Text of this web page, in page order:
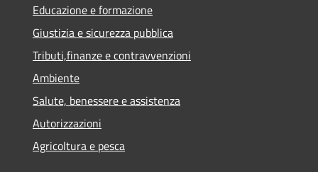
Educazione e formazione
Giustizia e sicurezza pubblica
Tributi,finanze e contravvenzioni
Ambiente
Salute, benessere e assistenza
Autorizzazioni
Agricoltura e pesca